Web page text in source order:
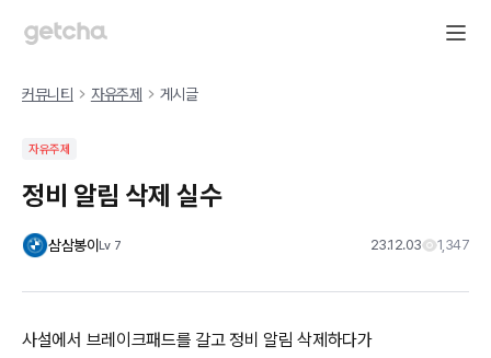
커뮤니티 자유주제 게시글
자유주제
정비 알림 삭제 실수
삼삼봉이 Lv 7 23.12.03 1,347
사설에서 브레이크패드를 갈고 정비 알림 삭제하다가